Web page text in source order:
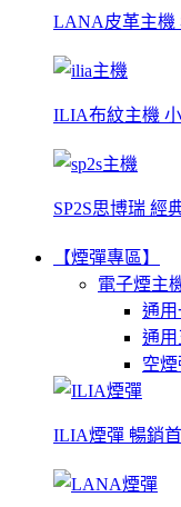
LANA皮革主機
ILIA布紋主機
SP2S思博瑞 經
【煙彈專區】
電子煙主
通
通
空
ILIA煙彈 暢銷